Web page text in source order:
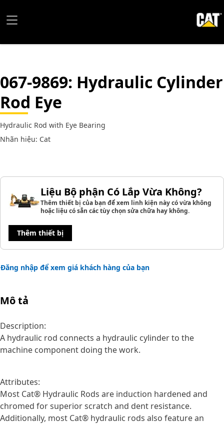
067-9869: Hydraulic Cylinder
Rod Eye
Hydraulic Rod with Eye Bearing
Nhãn hiệu: Cat
Liệu Bộ phận Có Lắp Vừa Không?
Thêm thiết bị của bạn để xem linh kiện này có vừa không
hoặc liệu có sẵn các tùy chọn sửa chữa hay không.
Thêm thiết bị
Đăng nhập để xem giá khách hàng của bạn
Mô tả
Description:
A hydraulic rod connects a hydraulic cylinder to the
machine component doing the work.
Attributes:
Most Cat® Hydraulic Rods are induction hardened and
chromed for superior scratch and dent resistance.
Additionally, most Cat® hydraulic rods also feature an